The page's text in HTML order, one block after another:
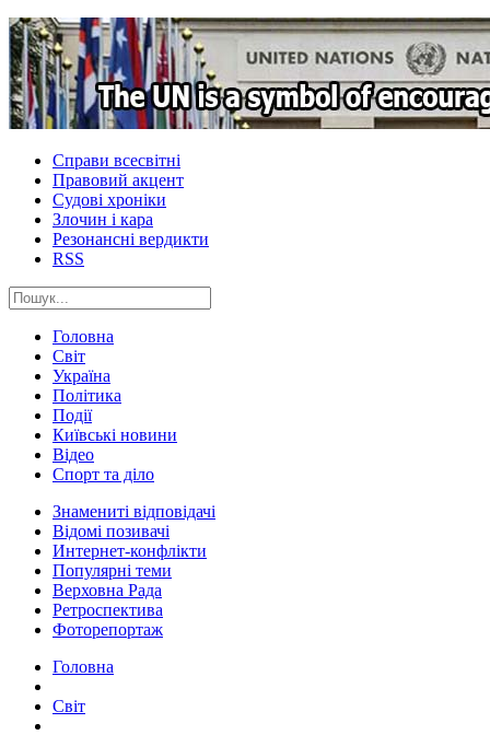
Справи всесвітні
Правовий акцент
Судові хроніки
Злочин і кара
Резонансні вердикти
RSS
Головна
Світ
Україна
Політика
Події
Київські новини
Відео
Спорт та діло
Знамениті відповідачі
Відомі позивачі
Интернет-конфлікти
Популярні теми
Верховна Рада
Ретроспектива
Фоторепортаж
Головна
Світ